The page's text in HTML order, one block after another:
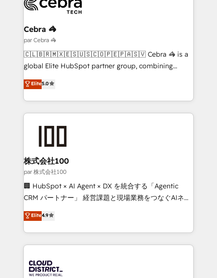
Implementation & Migration · Native & Custom
Reporting & Analytics · GTM Architecture · Sales &
Marketing Enablement If you’re ready to elevate
HubSpot from “just your CRM” to your growth
infrastructure—let’s talk.
Cebra 🦓
par Cebra 🦓
🇨🇱🇧🇷🇲🇽🇪🇸🇺🇸🇨🇴🇵🇪🇵🇦🇸🇻 Cebra 🦓 is a
global Elite HubSpot partner group, combining
technology, marketing and media expertise across
Latin America and Southern Europe, with teams
across 9 countries. Born in Chile, we combine local
insight with international reach to help businesses
grow. For over 12 years, we’ve delivered 500+
solutions that integrate CRM, AI automation, inbound
and loop marketing, content, and digital creativity.
Our multicultural team works in Spanish, Portuguese,
and English to design scalable strategies that drive
measurable growth. 🌎 Highlights: • 10+ years as a
Migration Excellence. • Top 3 Partner of the Year
LATAM 2022, 2023, 2024, 2025. • Partner of the Year
with HubSpot? Let Cebra’s experts help you grow
faster, smarter, and with impact.
Elite5.0
株式会社100
par 株式会社100
🏢 HubSpot × AI Agent × DX を統合する「Agentic
CRM パートナー」 経営課題と現場業務をつなぐAIネイ
ティブ・エージェンシーとして、HubSpot Eliteの実装
力で顧客フロント業務を再設計します。 💡 100inc は何
をする会社か？ HubSpotを共通基盤に、AIエージェン
トを組み込んだ顧客フロント業務（マーケティング・営
ィブ・エージェンシーです。事業部・グループ会社・部
Elite4.9